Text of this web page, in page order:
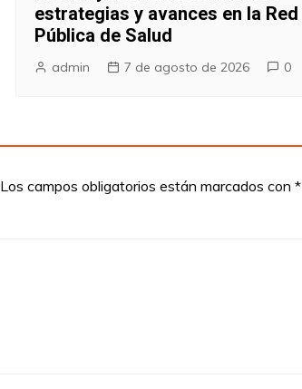
estrategias y avances en la Red
Pública de Salud
admin 7 de agosto de 2026 0
Los campos obligatorios están marcados con *